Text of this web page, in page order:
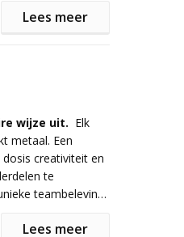
offerte het
overzicht
sterkere
energieke setting
voor organisaties
met blijvende
Lees meer
wijze uit. Elk
metaal. Een
creativiteit en
te
teambeleving!
bloedstollende
Lees meer